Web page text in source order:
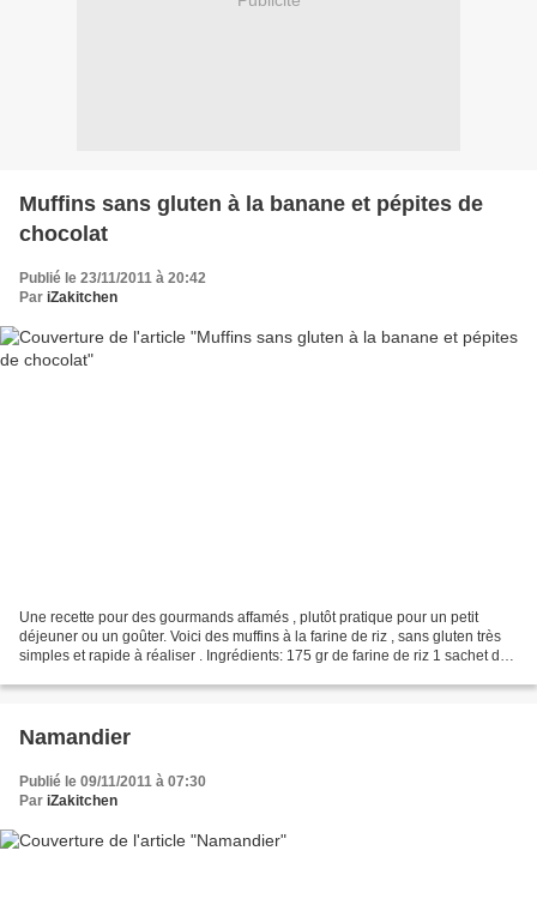
Muffins sans gluten à la banane et pépites de
chocolat
Publié le 23/11/2011 à 20:42
Par iZakitchen
Une recette pour des gourmands affamés , plutôt pratique pour un petit
déjeuner ou un goûter. Voici des muffins à la farine de riz , sans gluten très
simples et rapide à réaliser . Ingrédients: 175 gr de farine de riz 1 sachet de
Namandier
Publié le 09/11/2011 à 07:30
Par iZakitchen